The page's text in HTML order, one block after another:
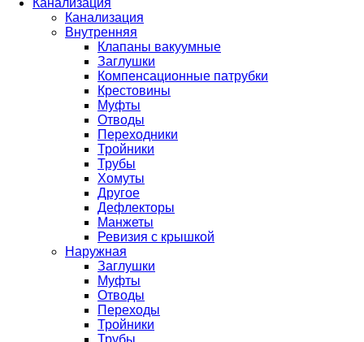
Канализация
Канализация
Внутренняя
Клапаны вакуумные
Заглушки
Компенсационные патрубки
Крестовины
Муфты
Отводы
Переходники
Тройники
Трубы
Хомуты
Другое
Дефлекторы
Манжеты
Ревизия с крышкой
Наружная
Заглушки
Муфты
Отводы
Переходы
Тройники